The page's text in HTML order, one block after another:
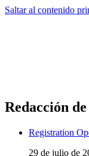
Saltar al contenido
Redacción
Registration
29 de julio de